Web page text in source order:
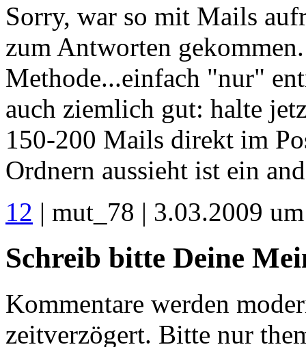
Sorry, war so mit Mails
zum Antworten
Methode...einfach "nur"
auch ziemlich gut: halte
150-200 Mails direkt im
Ordnern aussieht ist ein
12 | mut_78 | 3.03.2009
Schreib bitte Deine
Kommentare werden
zeitverzögert. Bitte nur